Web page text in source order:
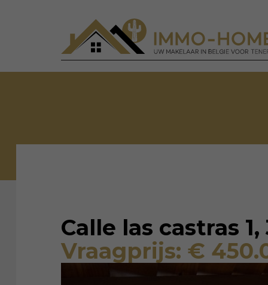
Calle las castras
Vraagprijs: €